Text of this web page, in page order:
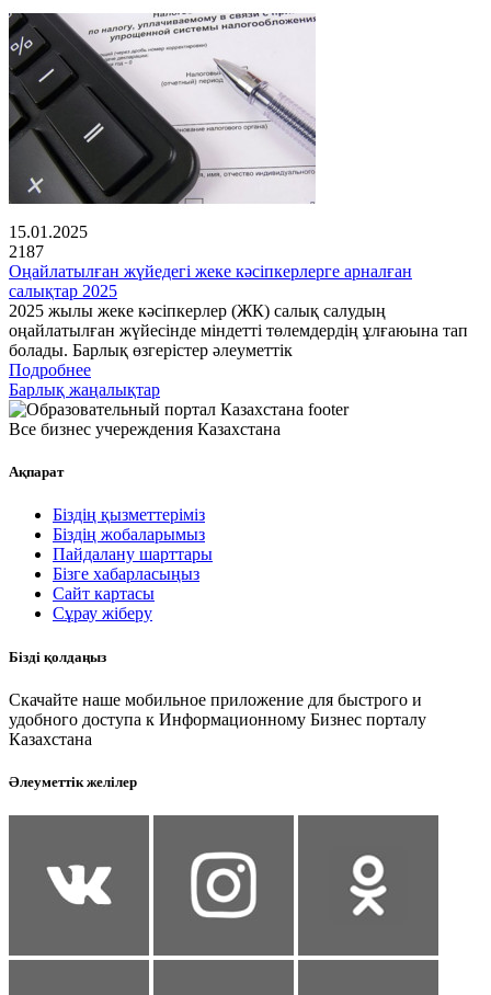
15.01.2025
2187
Оңайлатылған жүйедегі жеке кәсіпкерлерге арналған
салықтар 2025
2025 жылы жеке кәсіпкерлер (ЖК) салық салудың
оңайлатылған жүйесінде міндетті төлемдердің ұлғаюына тап
болады. Барлық өзгерістер әлеуметтік
Подробнее
Барлық жаңалықтар
Все бизнес учереждения Казахстана
Ақпарат
Біздің қызметтеріміз
Біздің жобаларымыз
Пайдалану шарттары
Бізге хабарласыңыз
Сайт картасы
Сұрау жіберу
Бізді қолдаңыз
Скачайте наше мобильное приложение для быстрого и
удобного доступа к Информационному Бизнес порталу
Казахстана
Әлеуметтік желілер